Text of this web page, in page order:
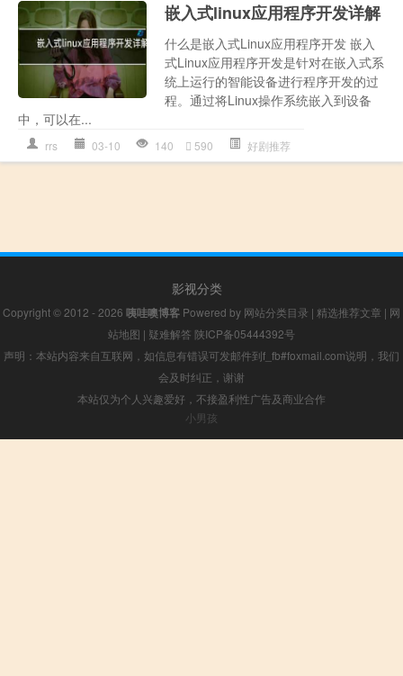
嵌入式linux应用程序开发详解
什么是嵌入式Linux应用程序开发 嵌入
式Linux应用程序开发是针对在嵌入式系
统上运行的智能设备进行程序开发的过
程。通过将Linux操作系统嵌入到设备
中，可以在...
rrs 03-10 140 590 好剧推荐
影视分类
Copyright © 2012 - 2026 咦哇噢博客 Powered by 网站分类目录 | 精选推荐文章 | 网
站地图 | 疑难解答 陕ICP备05444392号
声明：本站内容来自互联网，如信息有错误可发邮件到f_fb#foxmail.com说明，我们
会及时纠正，谢谢
本站仅为个人兴趣爱好，不接盈利性广告及商业合作
小男孩